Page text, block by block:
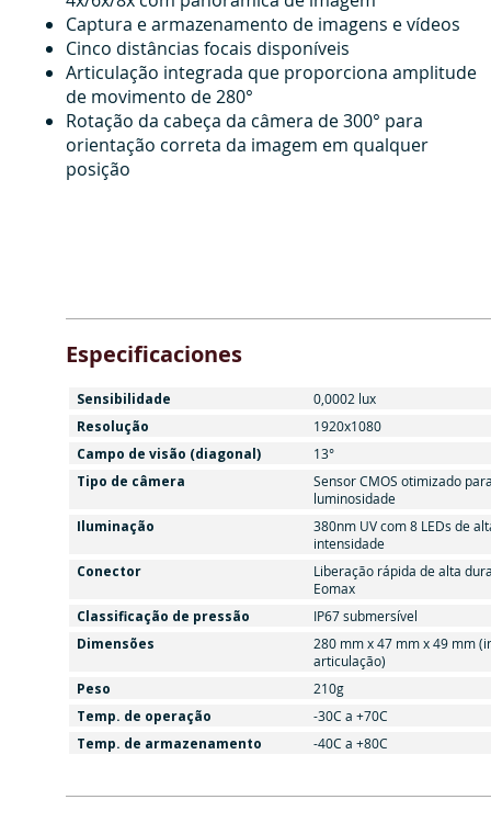
Captura e armazenamento de imagens e vídeos
Cinco distâncias focais disponíveis
Articulação integrada que proporciona amplitude
de movimento de 280°
Rotação da cabeça da câmera de 300° para
orientação correta da imagem em qualquer
posição
Especificaciones
Sensibilidade 0,0002 lux
Resolução 1920x1080
Campo de visão (diagonal) 13°
Tipo de câmera
Sensor CMOS otimizado
luminosidade
Iluminação
380nm UV com 8 LEDs de
intensidade
Conector
Liberação rápida de alta
Eomax
Classificação de pressão IP67 submersível
Dimensões
280 mm x 47 mm x 49 mm
articulação)
Peso 210g
Temp. de operação -30C a +70C
Temp. de armazenamento -40C a +80C